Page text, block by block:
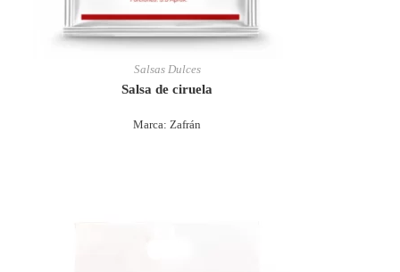
Marca: Zafrán
Salsas Dulces
Salsa de ciruela